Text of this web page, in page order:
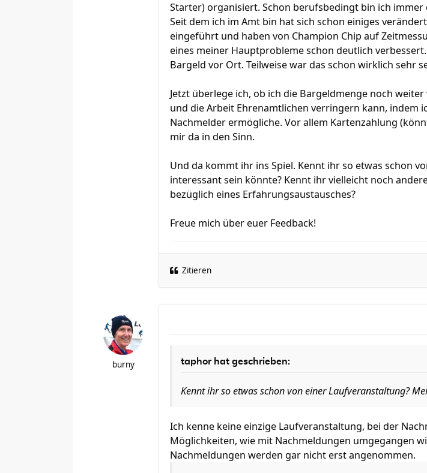
Starter) organisiert. Schon berufsbedingt bin ich
Seit dem ich im Amt bin hat sich schon einiges
eingeführt und haben von Champion Chip auf
eines meiner Hauptprobleme schon deutlich
Bargeld vor Ort. Teilweise war das schon wirklich sehr
Jetzt überlege ich, ob ich die Bargeldmenge noch
und die Arbeit Ehrenamtlichen verringern kann, indem
Nachmelder ermögliche. Vor allem Kartenzahlung
mir da in den Sinn.
Und da kommt ihr ins Spiel. Kennt ihr so etwas schon
interessant sein könnte? Kennt ihr vielleicht noch
bezüglich eines Erfahrungsaustausches?
Freue mich über euer Feedback!
Zitieren
burny taphor hat geschrieben:
Kennt ihr so etwas schon von einer Laufveranstaltung?
Ich kenne keine einzige Laufveranstaltung, bei der
Möglichkeiten, wie mit Nachmeldungen umgegangen
Nachmeldungen werden gar nicht erst angenommen.